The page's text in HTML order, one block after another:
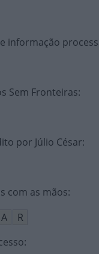
informação
Sem Fronteiras:
por Júlio César:
com as mãos:
A
R
: